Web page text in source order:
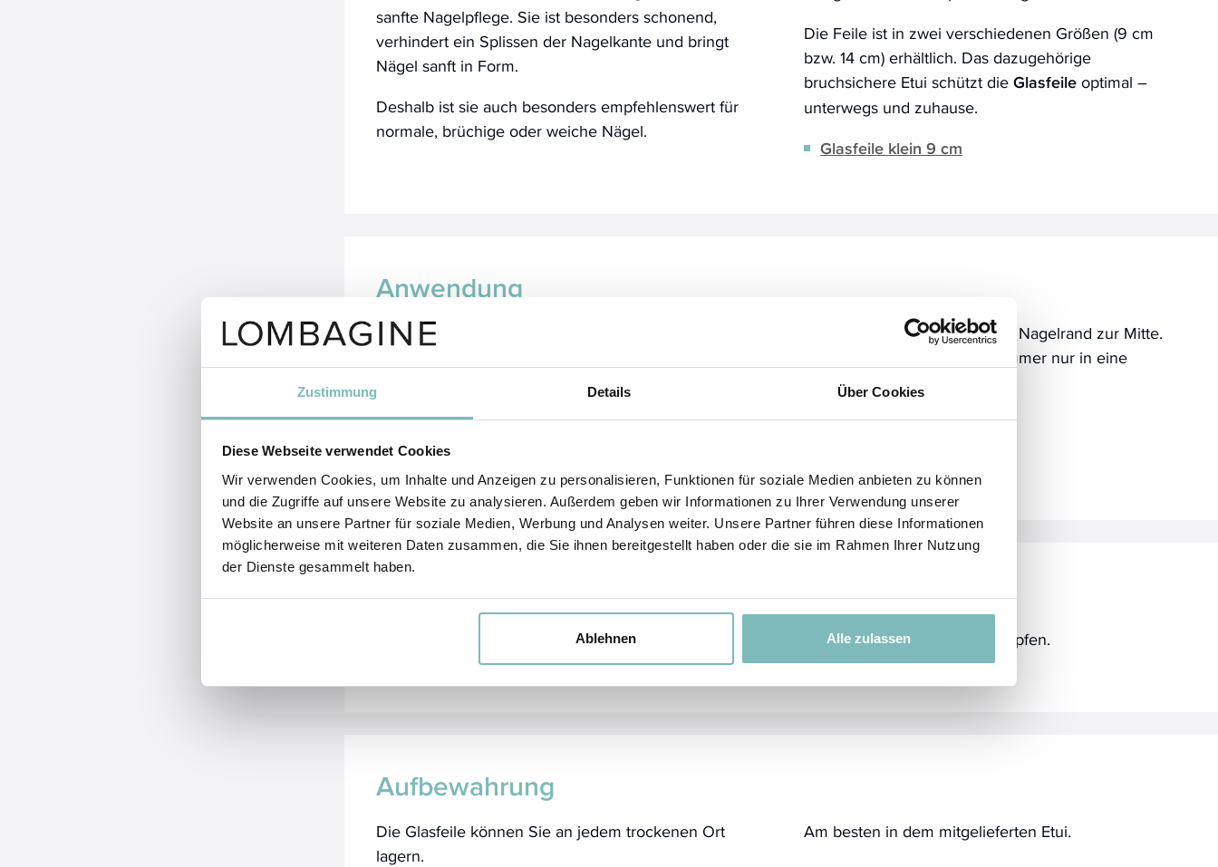
Zustimmung Details Über Cookies
Diese Webseite verwendet Cookies
Wir verwenden Cookies, um Inhalte und Anzeigen zu personalisieren, Funktionen für soziale Medien anbieten zu können
und die Zugriffe auf unsere Website zu analysieren. Außerdem geben wir Informationen zu Ihrer Verwendung unserer
Website an unsere Partner für soziale Medien, Werbung und Analysen weiter. Unsere Partner führen diese Informationen
möglicherweise mit weiteren Daten zusammen, die Sie ihnen bereitgestellt haben oder die sie im Rahmen Ihrer Nutzung
der Dienste gesammelt haben.
Ablehnen Alle zulassen
sanfte Nagelpflege. Sie ist besonders schonend,
verhindert ein Splissen der Nagelkante und bringt
Nägel sanft in Form.
Deshalb ist sie auch besonders empfehlenswert für
normale, brüchige oder weiche Nägel.
Die Feile ist in zwei verschiedenen Größen (9 cm
bzw. 14 cm) erhältlich. Das dazugehörige
bruchsichere Etui schützt die Glasfeile optimal –
unterwegs und zuhause.
Glasfeile klein 9 cm
Anwendung
Für eine besonders sanfte Art des Feilens tauchen
ein warmes Handbad (mit einem Tropfen Körperöl
So werden die Nägel weicher und splittern beim
Feilen nicht so leicht.
Feilen Sie nun die Nägel vom Nagelrand zur Mitte.
Achten Sie darauf, dass Sie immer nur in eine
Richtung feilen.
Reinigung
Sie können die Glasfeile nach der Nagelpflege unter
fließend warmem Wasser einfach abspülen.
Anschließend sanft trocken tupfen.
Aufbewahrung
Die Glasfeile können Sie an jedem trockenen Ort
lagern.
Am besten in dem mitgelieferten Etui.